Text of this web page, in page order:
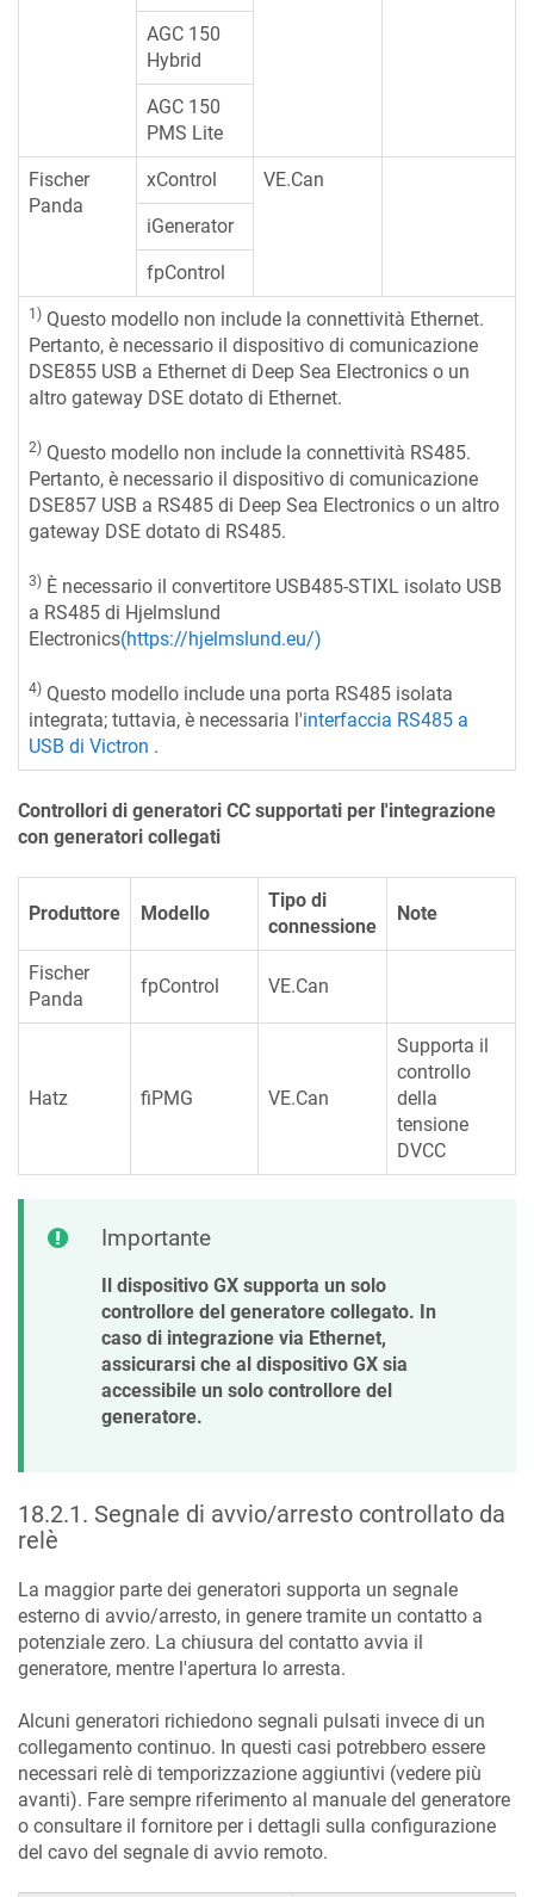
AGC 150
Hybrid
AGC 150
PMS Lite
Fischer
Panda
xControl VE.Can
iGenerator
fpControl
1) Questo modello non include la connettività Ethernet.
Pertanto, è necessario il dispositivo di comunicazione
DSE855 USB a Ethernet di Deep Sea Electronics o un
altro gateway DSE dotato di Ethernet.
2) Questo modello non include la connettività RS485.
Pertanto, è necessario il dispositivo di comunicazione
DSE857 USB a RS485 di Deep Sea Electronics o un altro
gateway DSE dotato di RS485.
3) È necessario il convertitore USB485-STIXL isolato USB
a RS485 di Hjelmslund
Electronics(https://hjelmslund.eu/)
4) Questo modello include una porta RS485 isolata
integrata; tuttavia, è necessaria l'interfaccia RS485 a
USB di Victron .
Controllori di generatori CC supportati per l'integrazione
con generatori collegati
Produttore Modello
Tipo di
connessione
Note
Fischer
Panda
fpControl VE.Can
Hatz fiPMG VE.Can
Supporta il
controllo
della
tensione
DVCC
Importante
Il dispositivo GX supporta un solo
controllore del generatore collegato. In
caso di integrazione via Ethernet,
assicurarsi che al dispositivo GX sia
accessibile un solo controllore del
generatore.
18.2.1 . Segnale di avvio/arresto controllato da
relè
La maggior parte dei generatori supporta un segnale
esterno di avvio/arresto, in genere tramite un contatto a
potenziale zero. La chiusura del contatto avvia il
generatore, mentre l'apertura lo arresta.
Alcuni generatori richiedono segnali pulsati invece di un
collegamento continuo. In questi casi potrebbero essere
necessari relè di temporizzazione aggiuntivi (vedere più
avanti). Fare sempre riferimento al manuale del generatore
o consultare il fornitore per i dettagli sulla configurazione
del cavo del segnale di avvio remoto.